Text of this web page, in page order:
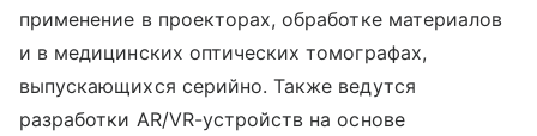
применение в проекторах, обработке материалов
и в медицинских оптических томографах,
выпускающихся серийно. Также ведутся
разработки AR/VR-устройств на основе